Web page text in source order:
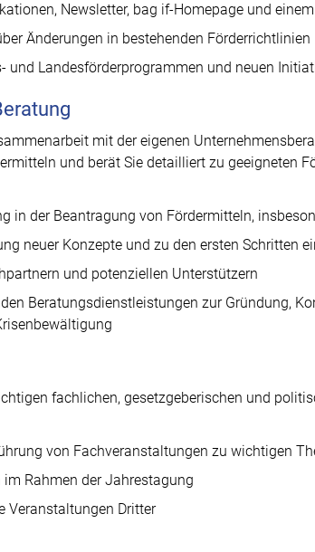
Newsletter, bag if-Homepage und
Änderungen in bestehenden Förderrichtlinien
und Landesförderprogrammen und neuen
mit der eigenen
und berät Sie detailliert zu geeigneten
in der Beantragung von Fördermitteln,
neuer Konzepte und zu den ersten Schritten
und potenziellen Unterstützern
Beratungsdienstleistungen zur Gründung,
fachlichen, gesetzgeberischen und
von Fachveranstaltungen zu wichtigen
Rahmen der Jahrestagung
Veranstaltungen Dritter